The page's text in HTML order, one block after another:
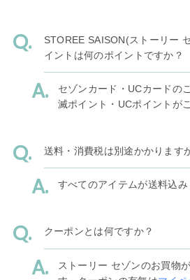
STOREE SAISON(ストーリー
イントは何のポイントですか？
セゾンカード・UCカードの
滅ポイント・UCポイントが
送料・消費税は別途かかります
すべてのアイテムが送料込み
クーポンとは何ですか？
ストーリー セゾンのお買物